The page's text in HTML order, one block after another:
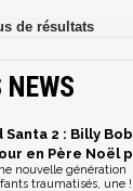
NEWS
Santa 2 : Billy
en Père Noël
nouvelle génération
traumatisés, une !